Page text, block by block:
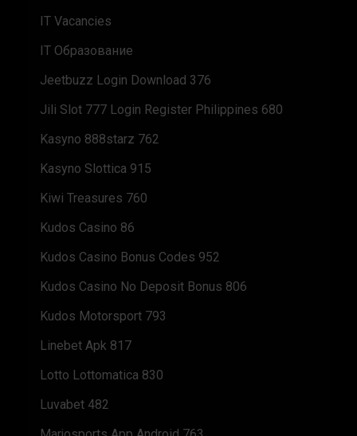
IT Vacancies
IT Образование
Jeetbuzz Login Download 376
Jili Slot 777 Login Register Philippines 680
Kasyno 888starz 762
Kasyno Slottica 915
Kiwi Treasures 760
Kudos Casino 86
Kudos Casino Bonus Codes 952
Kudos Casino No Deposit Bonus 806
Kudos Motorsport 793
Linebet Apk 817
Lotto Lottomatica 830
Luvabet 482